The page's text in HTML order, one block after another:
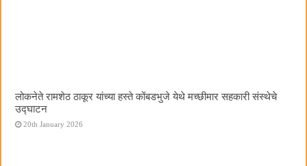
लोकनेते रामशेठ ठाकूर यांच्या हस्ते कोंबडभुजे येथे मच्छीमार सहकारी संस्थेचे
उद्घाटन
20th January 2026